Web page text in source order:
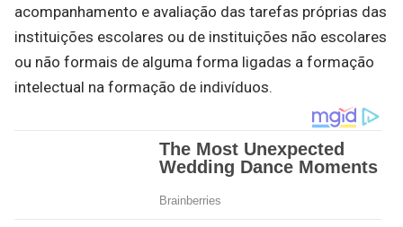
acompanhamento e avaliação das tarefas próprias das
instituições escolares ou de instituições não escolares
ou não formais de alguma forma ligadas a formação
intelectual na formação de indivíduos.